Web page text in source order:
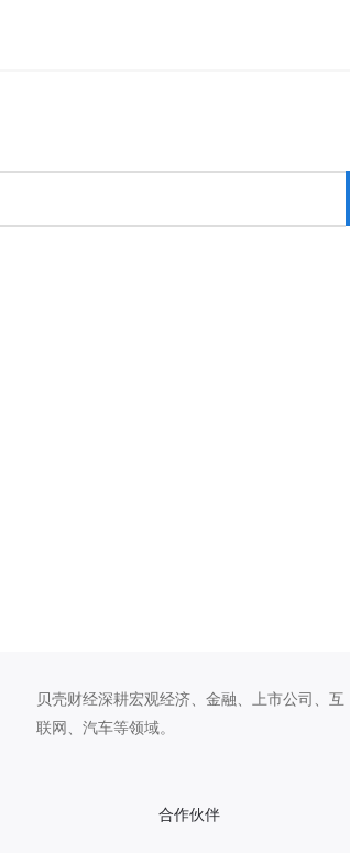
贝壳财经深耕宏观经济、金融、上市公司、互
联网、汽车等领域。
合作伙伴